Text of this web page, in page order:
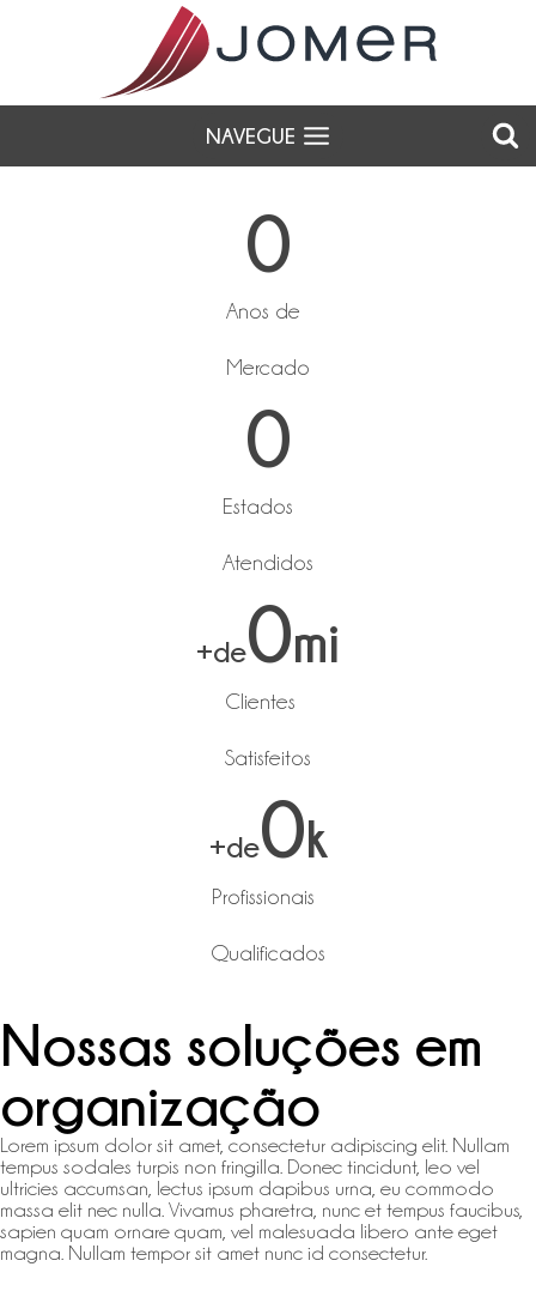
NAVEGUE
Anos de
Mercado
0
Estados
Atendidos
0
Clientes
Satisfeitos
+de0mi
Profissionais
Qualificados
+de0k
Nossas soluções em
organização
Lorem ipsum dolor sit amet, consectetur adipiscing elit. Nullam
tempus sodales turpis non fringilla. Donec tincidunt, leo vel
ultricies accumsan, lectus ipsum dapibus urna, eu commodo
massa elit nec nulla. Vivamus pharetra, nunc et tempus faucibus,
sapien quam ornare quam, vel malesuada libero ante eget
magna. Nullam tempor sit amet nunc id consectetur.